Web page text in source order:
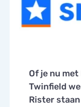
Of je nu
Twinfield
Rister